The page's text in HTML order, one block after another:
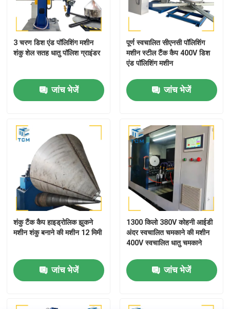
3 चरण डिश एंड पॉलिशिंग मशीन
शंकु शेल सतह धातु पॉलिश ग्राइंडर
जांच भेजें
पूर्ण स्वचालित सीएनसी पॉलिशिंग
मशीन स्टील टैंक कैप 400V डिश
एंड पॉलिशिंग मशीन
जांच भेजें
शंकु टैंक कैप हाइड्रोलिक झुकने
मशीन शंकु बनाने की मशीन 12 मिमी
जांच भेजें
1300 किलो 380V कोहनी आईडी
अंदर स्वचालित चमकाने की मशीन
400V स्वचालित धातु चमकाने
जांच भेजें